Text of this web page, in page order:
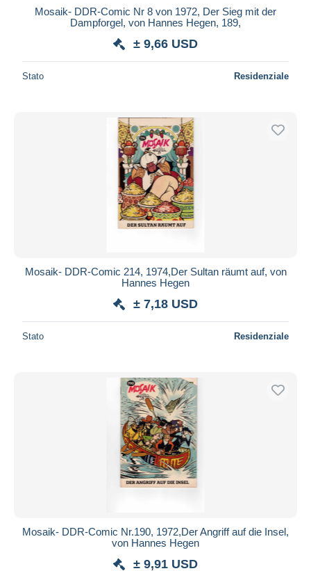
Mosaik- DDR-Comic Nr 8 von 1972, Der Sieg mit der
Dampforgel, von Hannes Hegen, 189,
± 9,66 USD
Stato Residenziale
Mosaik- DDR-Comic 214, 1974,Der Sultan räumt auf, von
Hannes Hegen
± 7,18 USD
Stato Residenziale
Mosaik- DDR-Comic Nr.190, 1972,Der Angriff auf die Insel,
von Hannes Hegen
± 9,91 USD